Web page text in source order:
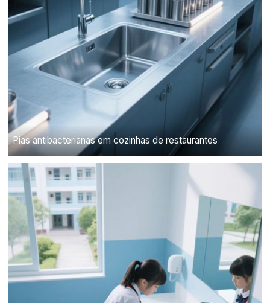
Pias antibacterianas em cozinhas de restaurantes